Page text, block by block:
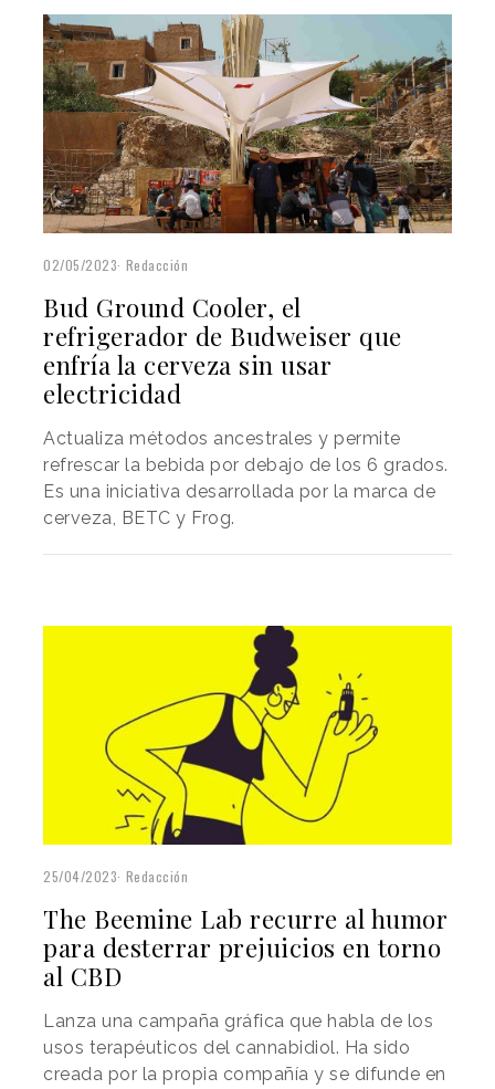
02/05/2023 Redacción
Bud Ground Cooler, el
refrigerador de Budweiser que
enfría la cerveza sin usar
electricidad
Actualiza métodos ancestrales y permite
refrescar la bebida por debajo de los 6 grados.
Es una iniciativa desarrollada por la marca de
cerveza, BETC y Frog.
25/04/2023 Redacción
The Beemine Lab recurre al humor
para desterrar prejuicios en torno
al CBD
Lanza una campaña gráfica que habla de los
usos terapéuticos del cannabidiol. Ha sido
creada por la propia compañía y se difunde en